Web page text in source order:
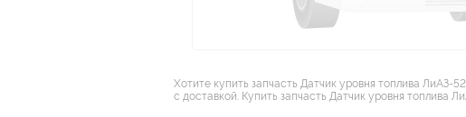
Хотите купить запчасть Датчик уровня топлива
с доставкой. Купить запчасть Датчик уровня топлива